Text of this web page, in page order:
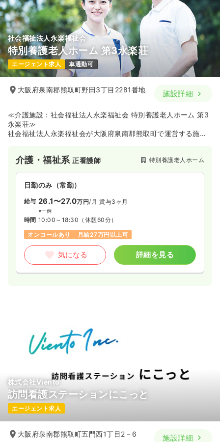
社会福祉法人永楽福祉会
特別養護老人ホーム 第3永楽荘
エージェント求人 車通勤可
大阪府泉南郡熊取町野田3丁目2281番地 施設詳細
≪介護施設：社会福祉法人永楽福祉会 特別養護老人ホーム 第3
永楽荘≫
社会福祉法人永楽福祉会が大阪府泉南郡熊取町で運営する施設
供しています。介護職員、看護師、ケアマネジャー、生活相談
員、管理栄養士などの多職種連携により、利用者様一人ひとり
の個性や生活歴に寄り添ったオーダーメイドのケアプランを作
成し、質の高いケアを実践しているのが特徴です。お花見や七
夕、クリスマス会といった季節ごとの行事や、体操、おやつ作
りなどの日常的なレクリエーションも行っており、安らぎと生
きがいのある生活をサポートしています。
介護・福祉系正看護師 特別養護老人ホーム
日勤のみ（常勤）
給与 26.1〜27.0万円/月 賞与3ヶ月
※一例
時間 10:00～18:30 （休憩60分）
オンコールあり
月給27万円以上可
気になる 詳細を見る
株式会社Viento
訪問看護ステーションにこっと
エージェント求人
大阪府泉南郡熊取町五門西1丁目2－6 施設詳細